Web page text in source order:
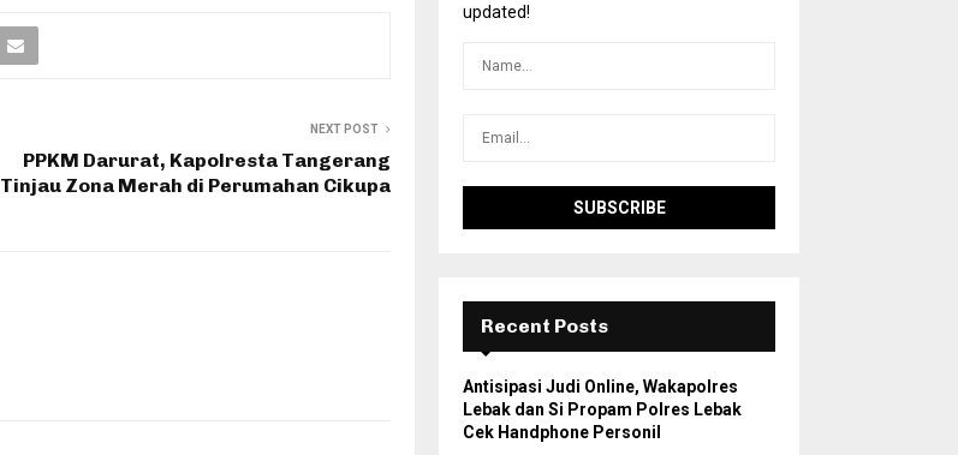
NEXT POST
PPKM Darurat, Kapolresta Tangerang
Tinjau Zona Merah di Perumahan Cikupa
updated!
Recent Posts
Antisipasi Judi Online, Wakapolres
Lebak dan Si Propam Polres Lebak
Cek Handphone Personil